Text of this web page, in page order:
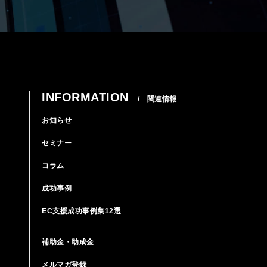
INFORMATION / 関連情報
お知らせ
セミナー
コラム
成功事例
EC支援成功事例集12選
補助金・助成金
メルマガ登録